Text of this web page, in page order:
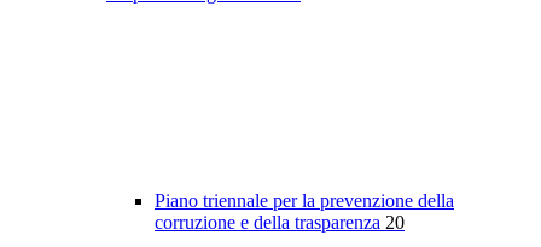
Piano triennale per la prevenzione della
corruzione e della trasparenza 20